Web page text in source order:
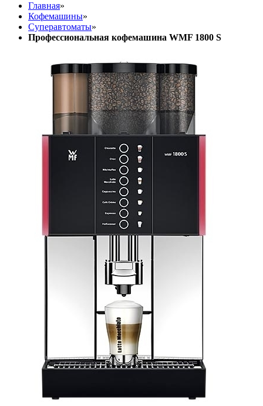
Главная»
Кофемашины»
Суперавтоматы»
Профессиональная кофемашина WMF 1800 S